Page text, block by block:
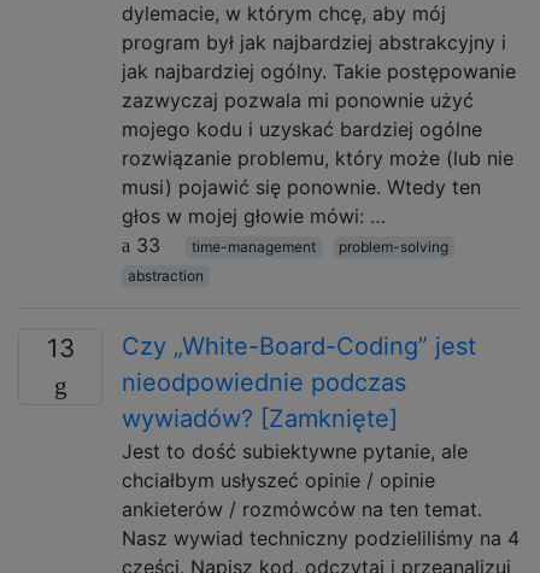
dylemacie, w którym chcę, aby mój
program był jak najbardziej abstrakcyjny i
jak najbardziej ogólny. Takie postępowanie
zazwyczaj pozwala mi ponownie użyć
mojego kodu i uzyskać bardziej ogólne
rozwiązanie problemu, który może (lub nie
musi) pojawić się ponownie. Wtedy ten
głos w mojej głowie mówi: …
33
time-management
problem-solving
abstraction
13
Czy „White-Board-Coding” jest
nieodpowiednie podczas
wywiadów? [Zamknięte]
Jest to dość subiektywne pytanie, ale
chciałbym usłyszeć opinie / opinie
ankieterów / rozmówców na ten temat.
Nasz wywiad techniczny podzieliliśmy na 4
części. Napisz kod, odczytaj i przeanalizuj